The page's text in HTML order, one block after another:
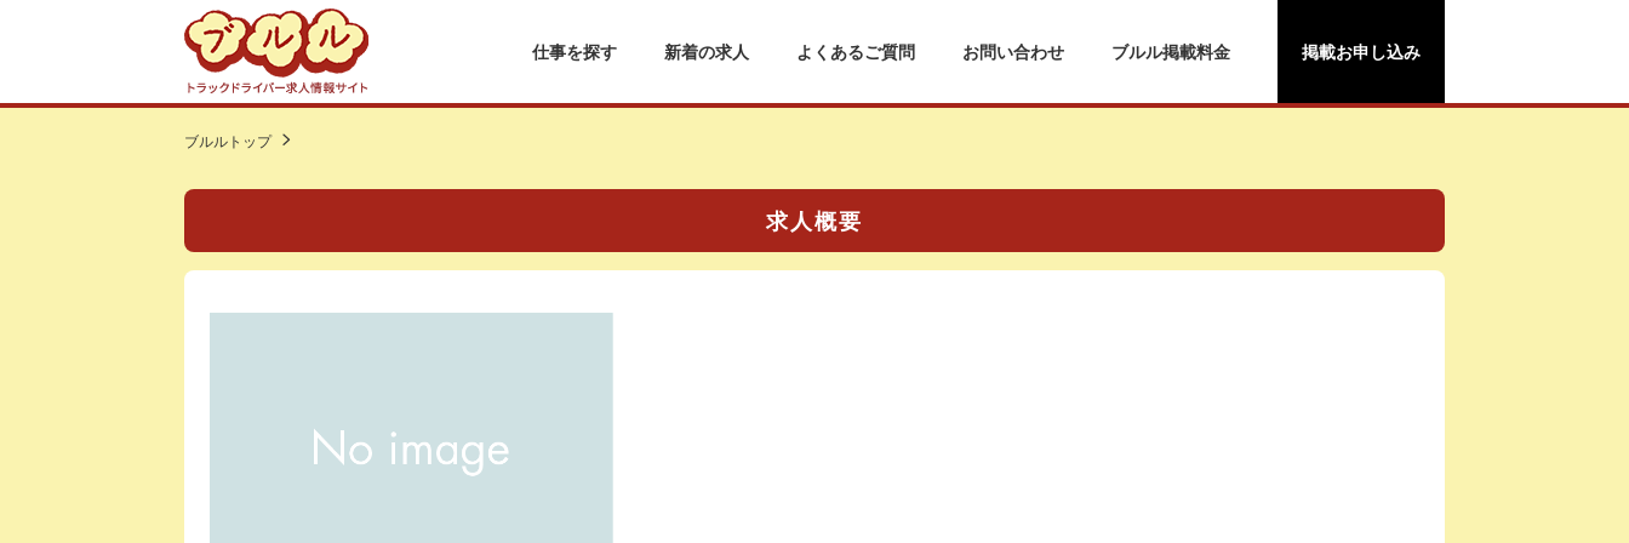
仕事を探す 新着の求人 よくあるご質問 お問い合わせ ブルル掲載料金 掲載お申し込み
ブルルトップ
求人概要